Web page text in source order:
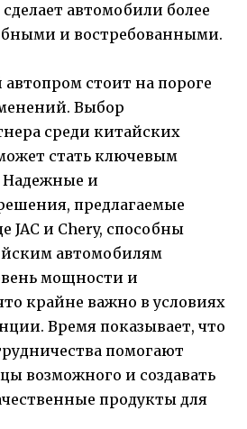
автомобили более
и востребованными.
стоит на пороге
Выбор
среди китайских
стать ключевым
Надежные и
предлагаемые
JAC и Chery, способны
автомобилям
мощности и
крайне важно в условиях
Время показывает, что
помогают
возможного и создавать
продукты для